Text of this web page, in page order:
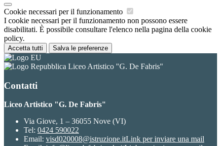
Cookie necessari per il funzionamento
I cookie necessari per il funzionamento non possono essere
disabilitati. È possibile consultare l'elenco nella pagina della cookie
policy.
Accetta tutti Salva le preferenze
Liceo Artistico "G. De Fabris"
Contatti
Liceo Artistico "G. De Fabris"
Via Giove, 1 – 36055 Nove (VI)
Tel: 0424 590022
Email: visd020008@istruzione.itLink per inviare una mail